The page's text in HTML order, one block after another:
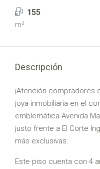
155
m²
Descripción
¡Atención compradores
joya inmobiliaria en el
emblemática Avenida
justo frente a El Corte
más exclusivas.
Este piso cuenta con 4